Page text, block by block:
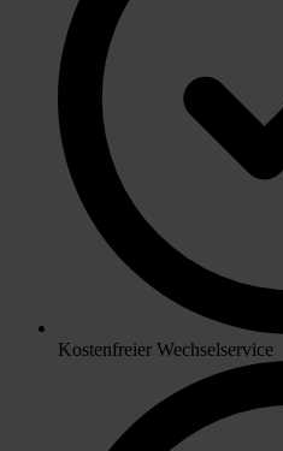
Kostenfreier Wechselservice